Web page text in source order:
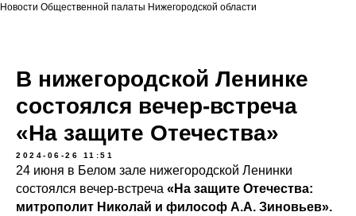
Новости Общественной палаты Нижегородской области
В нижегородской Ленинке
состоялся вечер-встреча
«На защите Отечества»
2024-06-26 11:51
24 июня в Белом зале нижегородской Ленинки
состоялся вечер-встреча «На защите Отечества:
митрополит Николай и философ А.А. Зиновьев».